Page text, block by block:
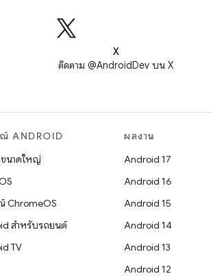
X
ติดตาม @AndroidDev บน X
ANDROID
นาดใหญ่
ChromeOS
สำหรับรถยนต์
TV
ผลงาน
Android 17
Android 16
Android 15
Android 14
Android 13
Android 12